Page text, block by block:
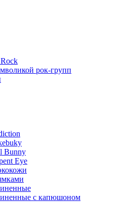
рок-групп
Bunny
Eye
с капюшоном